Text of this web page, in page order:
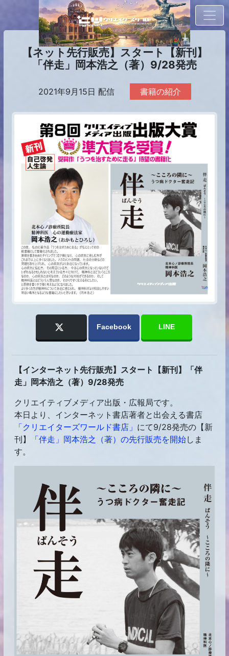
【ネット先行販売】スタート【新刊】
「伴走」岡本浩之（著）9/28発売
2021年9月15日 配信 書籍の紹介
Facebook LINE
【インターネット先行販売】スタート【新刊】「伴
走」岡本浩之（著）9/28発売
クリエイティブメディア出版・広報局です。
本日より、インターネット書店著者と出会える書店
「クリエイターズワールド書店」 にて9/28発売の【新
刊】
「伴走」岡本浩之（著）の先行販売を開始しま
す。